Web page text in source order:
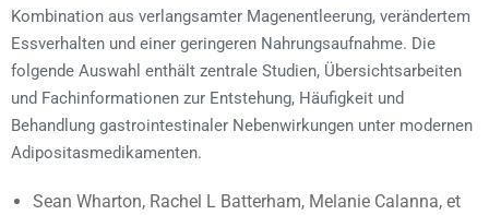
Kombination aus verlangsamter Magenentleerung, verändertem
Essverhalten und einer geringeren Nahrungsaufnahme. Die
folgende Auswahl enthält zentrale Studien, Übersichtsarbeiten
und Fachinformationen zur Entstehung, Häufigkeit und
Behandlung gastrointestinaler Nebenwirkungen unter modernen
Adipositasmedikamenten.
Sean Wharton, Rachel L Batterham, Melanie Calanna, et